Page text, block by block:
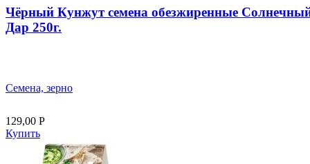
Чёрный Кунжут семена обезжиренные
Дар 250г.
Семена, зерно
129,00 Р
Купить